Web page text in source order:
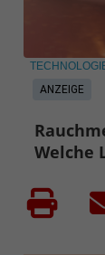
ANZEIGE
Welche